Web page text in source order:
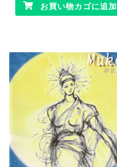
お買い物カゴに追加